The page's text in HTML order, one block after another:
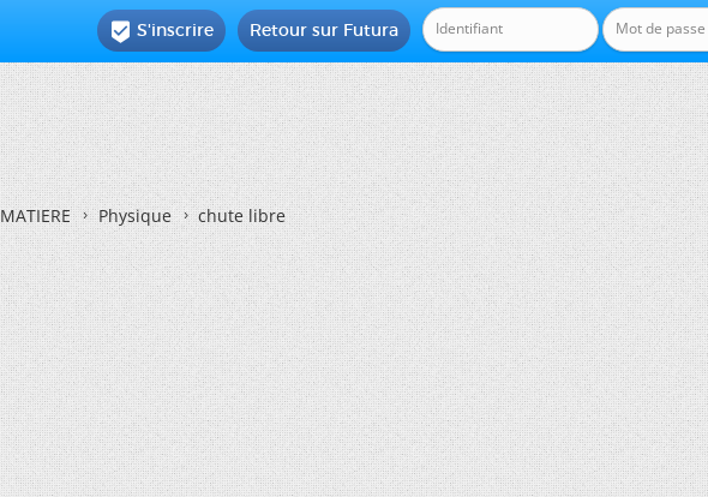
Retour sur Futura
 S'inscrire
MATIERE Physique chute libre